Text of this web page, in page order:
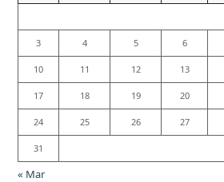
3 4 5 6
10 11 12 13
17 18 19 20
24 25 26 27
31
« Mar